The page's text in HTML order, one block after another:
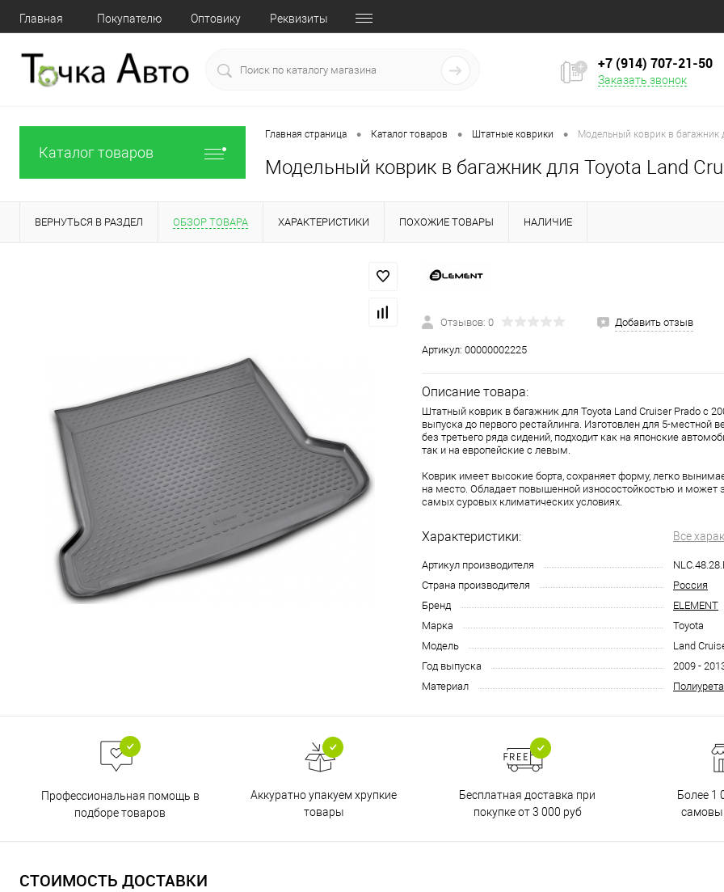
Главная Покупателю Оптовику Реквизиты
+7 (914) 707‒21‒50
Заказать звонок
Каталог товаров
Главная страница • Каталог товаров • Штатные коврики • Модельный коврик в багажник
Модельный коврик в багажник для Toyota Land
ВЕРНУТЬСЯ В РАЗДЕЛ ОБЗОР ТОВАРА ХАРАКТЕРИСТИКИ ПОХОЖИЕ ТОВАРЫ НАЛИЧИЕ
Отзывов: 0 Добавить отзыв
Артикул: 00000002225
Описание товара:
Штатный коврик в багажник для Toyota Land Cruiser Prado с
выпуска до первого рестайлинга. Изготовлен для 5-местной
без третьего ряда сидений, подходит как на японские
так и на европейские с левым.
Коврик имеет высокие борта, сохраняет форму, легко
на место. Обладает повышенной износостойкостью и может
самых суровых климатических условиях.
Характеристики: Все
Артикул производителя
Страна производителя
Россия
Бренд
ELEMENT
Марка
Toyota
Модель
Land
Год выпуска
2009 -
Материал
Профессиональная помощь в
подборе товаров
Аккуратно упакуем хрупкие
товары
Бесплатная доставка при
покупке от 3 000 руб
Более 1
СТОИМОСТЬ ДОСТАВКИ